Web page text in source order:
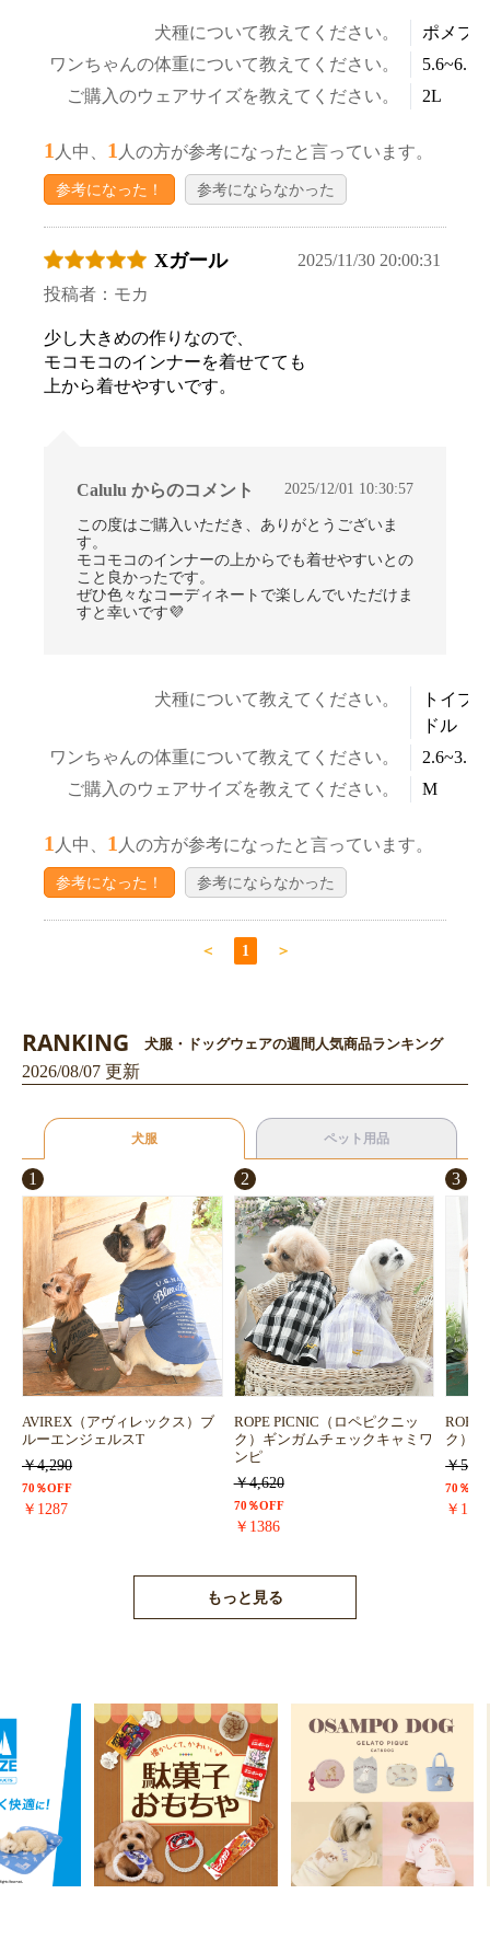
お買い物を続ける
犬種について教えてください。
ポメプ
ワンちゃんの体重について教えてください。
ご購入のウェアサイズを教えてください。
2L
1 人中、 1 人の方が参考になったと言っています。
参考になった！ 参考にならなかった
Xガール
2025/11/30 20:00:31
投稿者：モカ
少し大きめの作りなので、
モコモコのインナーを着せてても
上から着せやすいです。
Calulu からのコメント 2025/12/01 10:30:57
この度はご購入いただき、ありがとうございま
す。
モコモコのインナーの上からでも着せやすいとの
こと良かったです。
ぜひ色々なコーディネートで楽しんでいただけま
すと幸いです💜
犬種について教えてください。
トイプ
ドル
ワンちゃんの体重について教えてください。
ご購入のウェアサイズを教えてください。
M
1 人中、 1 人の方が参考になったと言っています。
参考になった！ 参考にならなかった
＜ 1 ＞
RANKING 犬服・ドッグウェアの週間人気商品ランキング
2026/08/07 更新
犬服 ペット用品
1
AVIREX（アヴィレックス）ブ
ルーエンジェルスT
￥4,290
70％OFF
￥1287
2
ROPE PICNIC（ロペピクニッ
ク）ギンガムチェックキャミワ
ンピ
￥4,620
70％OFF
￥1386
3
ROPE
ク）
￥
70％
￥
もっと見る